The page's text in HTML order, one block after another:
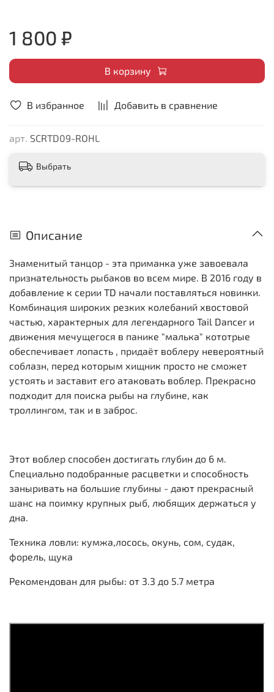
В избранное Добавить в сравнение
арт. SCRTD09-ROHL
1 800 ₽
В корзину
Выбрать
Описание
Знаменитый танцор - эта приманка уже завоевала
признательность рыбаков во всем мире. В 2016 году в
добавление к серии TD начали поставляться новинки.
Комбинация широких резких колебаний хвостовой
частью, характерных для легендарного Tail Dancer и
движения мечущегося в панике "малька" кототрые
обеспечивает лопасть , придаёт воблеру невероятный
соблазн, перед которым хищник просто не сможет
устоять и заставит его атаковать воблер. Прекрасно
подходит для поиска рыбы на глубине, как
троллингом, так и в заброс.
Этот воблер способен достигать глубин до 6 м.
Специально подобранные расцветки и способность
заныривать на большие глубины - дают прекрасный
шанс на поимку крупных рыб, любящих держаться у
дна.
Техника ловли: кумжа,лосось, окунь, сом, судак,
форель, щука
Рекомендован для рыбы: от 3.3 до 5.7 метра